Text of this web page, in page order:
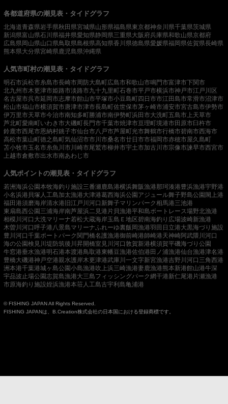
各都道府県の潮見表・タイドグラフ
北海道青森県岩手県秋田県宮城県山形県福島県東京都神奈川県千葉県茨城県
新潟県富山県石川県福井県愛知県静岡県三重県大阪府兵庫県和歌山県京都府
広島県岡山県山口県鳥取県島根県高知県香川県徳島県愛媛県福岡県佐賀県長崎県
熊本県大分県宮崎県 鹿児島県沖縄県
人気市町村の潮見表・タイドグラフ
明石市浜松市糸島市長崎市周防大島町広島市和歌山市鳴門市富津市下関市
北九州市木更津市姫路市淡路市九十九里町石巻市平戸市横浜市神戸市江戸川区
名古屋市呉市延岡市志摩市館山市平塚市小豆島町四日市市江田島市常滑市沼津市
松山市福山市横須賀市唐津市津市長島町佐世保市茅ヶ崎市浦安市宮古島市伊勢市
伊万里市天草市今治市南知多町勝浦市南伊勢町浜田市大洗町五島市 上天草市
芦北町愛南町いわき市大磯町長門市千葉市焼津市亘理町境港市田原市臼杵市
鈴鹿市西尾市恩納村銚子市仙台市八戸市芦屋町光市舞鶴市行橋市碧南市西海市
高松市葉山町徳之島町気仙沼市市川市桑名市廿日市市福岡市赤穂市屋久島町
苫小牧市玉名市糸魚川市 川崎市尾鷲市柳井市宇土市加古川市宗像市諫早市西宮市
上越市倉敷市出水市南あわじ市
人気ポイントの潮見表・タイドグラフ
若洲海浜公園本牧海釣り施設三番瀬 鹿島港横浜舞阪漁港那珂湊港豊浜漁港宇野港
小名浜港 貝塚人工島加太漁港大津港葛西海浜公園アジュール舞子野島公園閖上港
福田港須磨海岸清水港 旧江戸川河口 新舞子マリンパーク相馬港三池港
東扇島西公園三浦海岸南芦屋浜二見港 片貝漁港平和島ボートレース場野北漁港
相模川河口 大洗マリーナ若松大蔵海岸玉島Ｅ地区碧南海釣り広場波崎新漁港
木曽川河口呼子港 八景島マリーナふれーゆ裏飯岡漁港羽田 日立港大黒海づり施設
豊川河口千葉ポートパーク関門橋名護漁港御前崎港師崎港天神崎阿武隈川河口
海の公園検見川堤防筑後川昇開橋室見川河口敦賀新港横須賀平磯海づり公園
牛窓港垂水漁港明石港本渡港鳥取港東幡豆漁港佐伯港田ノ浦漁港仙台漁港津名港
豊橋大磯港神戸空港親水護岸木更津港武庫川一文字新宮漁港吉野川河口 三角西港
洲本港千葉港城ヶ島公園小島漁港吹上浜三崎漁港妻鹿漁港熊本新港館山港牛深
宇品波止場公園志賀島漁港大三島フィッシングパーク網干港新仁尾港 片瀬漁港
市原海釣り施設姪浜漁港本荘人工島古宇利島亀浦港
© FISHING JAPAN All Rights Reserved.
FISHING JAPANは、B.Creation株式会社の日本国における登録商標です。